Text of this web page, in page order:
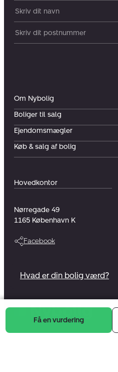
Få en vurdering
Hovedkontor
Nørregade 49
1165 København K
Facebook
Om Nybolig
Boliger til salg
Ejendomsmægler
Køb & salg af bolig
Dit navn:
Postnummer
Vi er en del af et foreningsejet selskab
Læs mere
Hvad er din bolig værd?